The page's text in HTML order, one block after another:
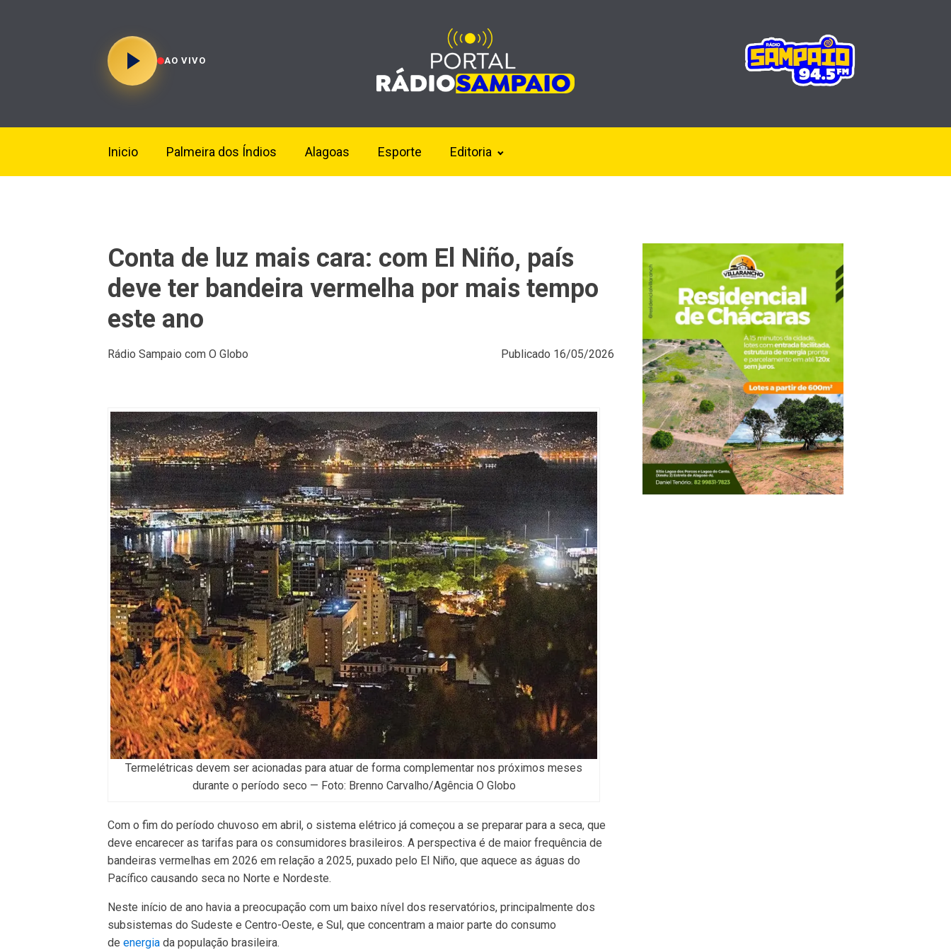
AO VIVO
Inicio Palmeira dos Índios Alagoas Esporte Editoria
Conta de luz mais cara: com El Niño, país
deve ter bandeira vermelha por mais tempo
este ano
Rádio Sampaio com O Globo Publicado 16/05/2026
Termelétricas devem ser acionadas para atuar de forma complementar nos próximos meses
durante o período seco — Foto: Brenno Carvalho/Agência O Globo
Com o fim do período chuvoso em abril, o sistema elétrico já começou a se preparar para a seca, que
deve encarecer as tarifas para os consumidores brasileiros. A perspectiva é de maior frequência de
bandeiras vermelhas em 2026 em relação a 2025, puxado pelo El Niño, que aquece as águas do
Pacífico causando seca no Norte e Nordeste.
Neste início de ano havia a preocupação com um baixo nível dos reservatórios, principalmente dos
subsistemas do Sudeste e Centro-Oeste, e Sul, que concentram a maior parte do consumo
de energia da população brasileira.